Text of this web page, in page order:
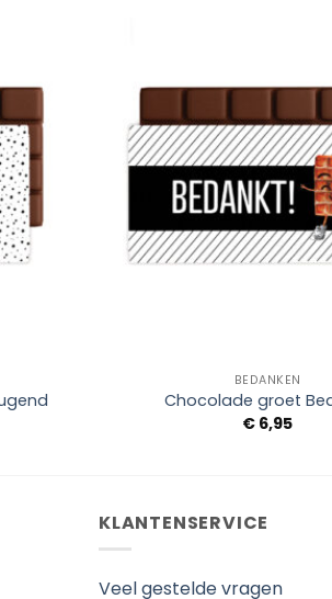
Wishlist
BEDANKEN
Chocolade groet
€ 6,95
KLANTENSERVICE
Veel gestelde vragen